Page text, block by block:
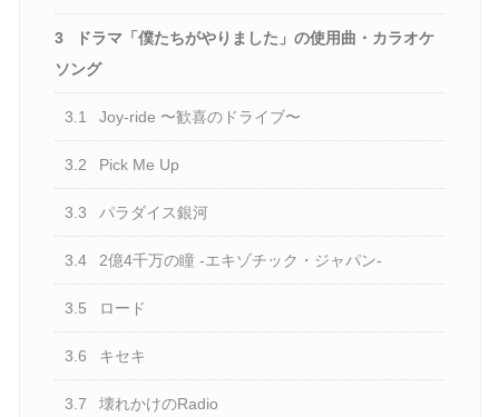
3
ドラマ「僕たちがやりました」の使用曲・カラオケ
ソング
3.1 Joy-ride 〜歓喜のドライブ〜
3.2 Pick Me Up
3.3 パラダイス銀河
3.4 2億4千万の瞳 -エキゾチック・ジャパン-
3.5 ロード
3.6 キセキ
3.7 壊れかけのRadio